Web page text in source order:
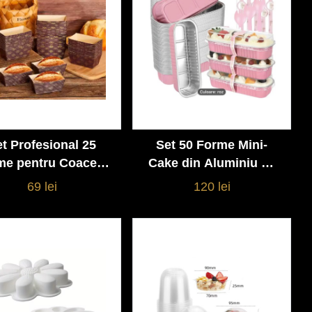
Vezi detalii
Profesional 25
pentru Coacere
Cozonac / Chec
69 lei
Vezi detalii
Set 50 Forme Mini-
Cake din Aluminiu cu
Capac & Linguriță –
120 lei